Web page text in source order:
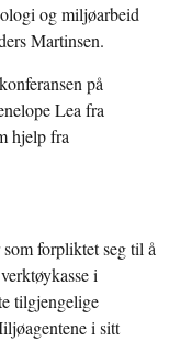
og miljøarbeid
Martinsen.
på
Lea fra
hjelp fra
forpliktet seg til å
i
tilgjengelige
i sitt